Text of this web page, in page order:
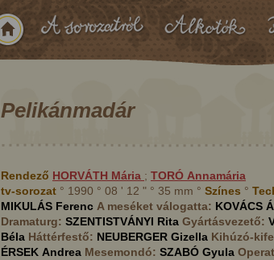
Pelikánmadár
Rendező HORVÁTH Mária ; TORÓ Annamária
tv-sorozat ° 1990 ° 08 ' 12 " ° 35 mm ° Színes °
MIKULÁS Ferenc A meséket válogatta: KOVÁCS
Dramaturg: SZENTISTVÁNYI Rita Gyártásvezető:
Béla Háttérfestő: NEUBERGER Gizella Kihúzó-
ÉRSEK Andrea Mesemondó: SZABÓ Gyula